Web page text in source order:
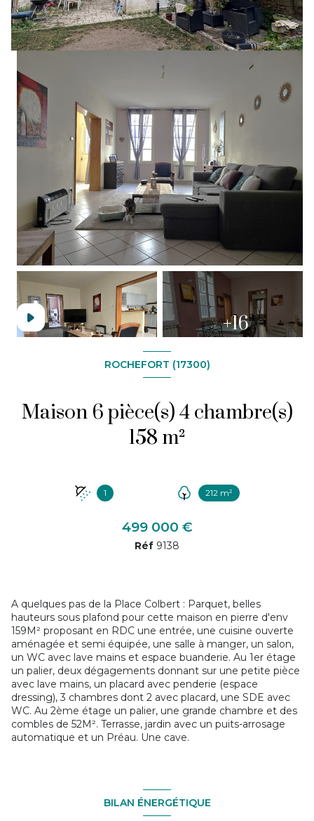
+16
ROCHEFORT (17300)
Maison 6 pièce(s) 4 chambre(s)
158 m²
1 212 m²
499 000 €
Réf 9138
A quelques pas de la Place Colbert : Parquet, belles
hauteurs sous plafond pour cette maison en pierre d'env
159M² proposant en RDC une entrée, une cuisine ouverte
aménagée et semi équipée, une salle à manger, un salon,
un WC avec lave mains et espace buanderie. Au 1er étage
un palier, deux dégagements donnant sur une petite pièce
avec lave mains, un placard avec penderie (espace
dressing), 3 chambres dont 2 avec placard, une SDE avec
WC. Au 2ème étage un palier, une grande chambre et des
combles de 52M². Terrasse, jardin avec un puits-arrosage
automatique et un Préau. Une cave.
BILAN ÉNERGÉTIQUE